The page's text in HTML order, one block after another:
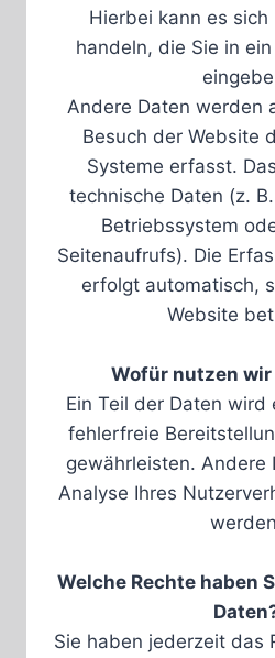
Hierbei kann es sich
handeln, die Sie in
Andere Daten werden
Besuch der Website
Systeme erfasst.
technische Daten (z.
Betriebssystem
Seitenaufrufs). Die
erfolgt automatisch,
Website
Wofür nutzen wir
Ein Teil der Daten wird
fehlerfreie
gewährleisten. Andere
Analyse Ihres
Welche Rechte haben
Sie haben jederzeit das